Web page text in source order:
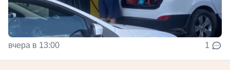
вчера в 13:00 1